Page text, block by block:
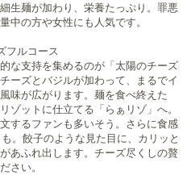
生麺が加わり、栄養たっぷり。罪悪
中の方や女性にも人気です。
フルコース
な支持を集めるのが「太陽のチーズ
ーズとバジルが加わって、まるでイ
味が広がります。麺を食べ終えた
ゾットに仕立てる「らぁリゾ」へ。
するファンも多いそう。さらに食感
。餃子のような見た目に、カリッと
あふれ出します。チーズ尽くしの贅
さい。